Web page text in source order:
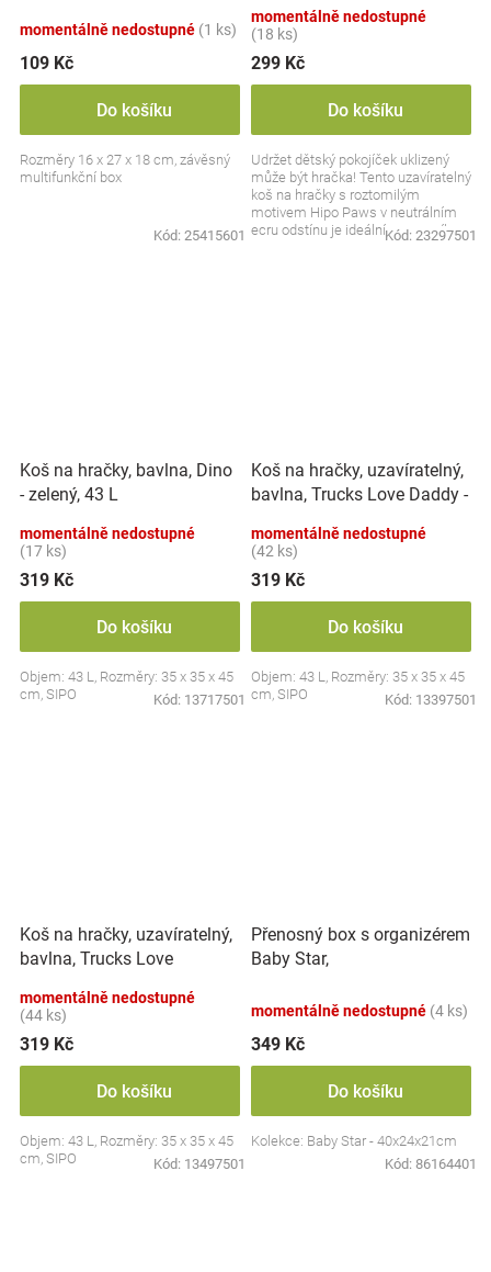
momentálně nedostupné (1 ks)
109 Kč
Do košíku
Rozměry 16 x 27 x 18 cm, závěsný
multifunkční box
Kód: 25415601
momentálně nedostupné
(18 ks)
299 Kč
Do košíku
Udržet dětský pokojíček uklizený
může být hračka! Tento uzavíratelný
koš na hračky s roztomilým
motivem Hipo Paws v neutrálním
ecru odstínu je ideální pomocník
Kód: 23297501
Koš na hračky, bavlna, Dino
- zelený, 43 L
momentálně nedostupné
(17 ks)
319 Kč
Do košíku
Objem: 43 L, Rozměry: 35 x 35 x 45
cm, SIPO
Kód: 13717501
Koš na hračky, uzavíratelný,
bavlna, Trucks Love Daddy -
momentálně nedostupné
(42 ks)
319 Kč
Do košíku
Objem: 43 L, Rozměry: 35 x 35 x 45
cm, SIPO
Kód: 13397501
Koš na hračky, uzavíratelný,
bavlna, Trucks Love
momentálně nedostupné
(44 ks)
319 Kč
Do košíku
Objem: 43 L, Rozměry: 35 x 35 x 45
cm, SIPO
Kód: 13497501
Přenosný box s organizérem
Baby Star,
momentálně nedostupné (4 ks)
349 Kč
Do košíku
Kolekce: Baby Star - 40x24x21cm
Kód: 86164401